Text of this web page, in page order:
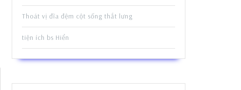
Thoát vị đĩa đệm cột sống thắt lưng
tiện ích bs Hiển